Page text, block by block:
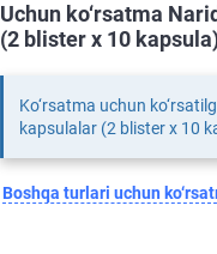
Uchun ko‘rsatma
(2 blister х 10
Ko‘rsatma uchun
kapsulalar (2 blister х 10
Boshqa turlari uchun